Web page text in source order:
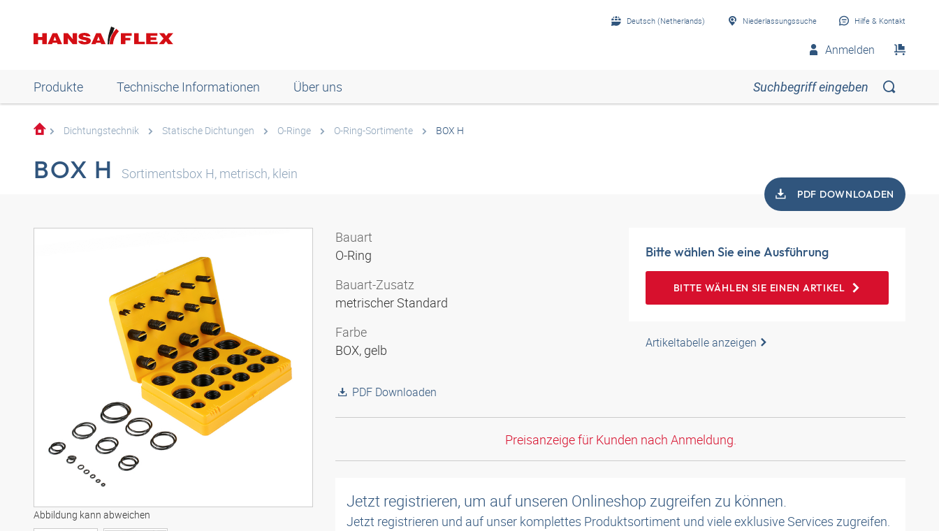
Deutsch (Netherlands) Niederlassungssuche Hilfe & Kontakt
Anmelden
Produkte Technische Informationen Über uns
Dichtungstechnik Statische Dichtungen O-Ringe O-Ring-Sortimente BOX H
BOX H Sortimentsbox H, metrisch, klein
PDF DOWNLOADEN
Abbildung kann abweichen
Bauart
O-Ring
Bauart-Zusatz
metrischer Standard
Farbe
BOX, gelb
PDF Downloaden
Bitte wählen Sie eine Ausführung
BITTE WÄHLEN SIE EINEN ARTIKEL
Artikeltabelle anzeigen
Preisanzeige für Kunden nach Anmeldung.
Jetzt registrieren, um auf unseren Onlineshop zugreifen zu können.
Jetzt registrieren und auf unser komplettes Produktsortiment und viele exklusive Services zugreifen.